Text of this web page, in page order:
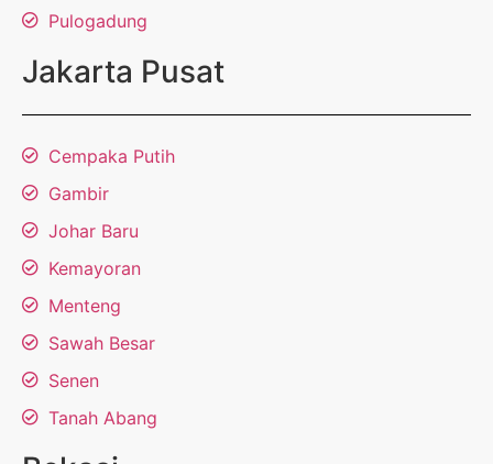
Pulogadung
Jakarta Pusat
Cempaka Putih
Gambir
Johar Baru
Kemayoran
Menteng
Sawah Besar
Senen
Tanah Abang